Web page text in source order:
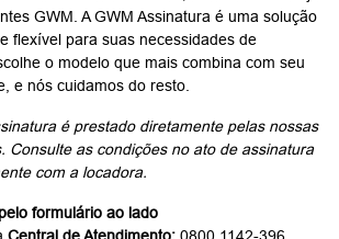
GWM. A GWM Assinatura é uma solução
flexível para suas necessidades de
o modelo que mais combina com seu
e nós cuidamos do resto.
é prestado diretamente pelas nossas
Consulte as condições no ato de assinatura
com a locadora.
formulário ao lado